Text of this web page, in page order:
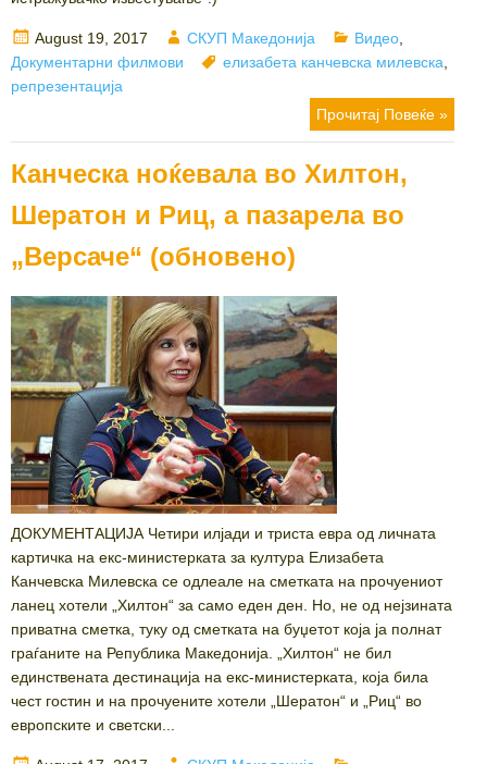
Posted
on
August 19, 2017 Author
СКУП Македонија Categories
Видео
Документарни филмови
Tags
елизабета канчевска милевска
репрезентација
Прочитај Повеќе »
Канческа ноќевала во Хилтон,
Шератон и Риц, а пазарела во
„Версаче“ (обновено)
ДОКУМЕНТАЦИЈА Четири илјади и триста евра од личната
картичка на екс-министерката за култура Елизабета
Канчевска Милевска се одлеале на сметката на прочуениот
ланец хотели „Хилтон“ за само еден ден. Но, не од нејзината
приватна сметка, туку од сметката на буџетот која ја полнат
граѓаните на Република Македонија. „Хилтон“ не бил
единствената дестинација на екс-министерката, која била
чест гостин и на прочуените хотели „Шератон“ и „Риц“ во
европските и светски...